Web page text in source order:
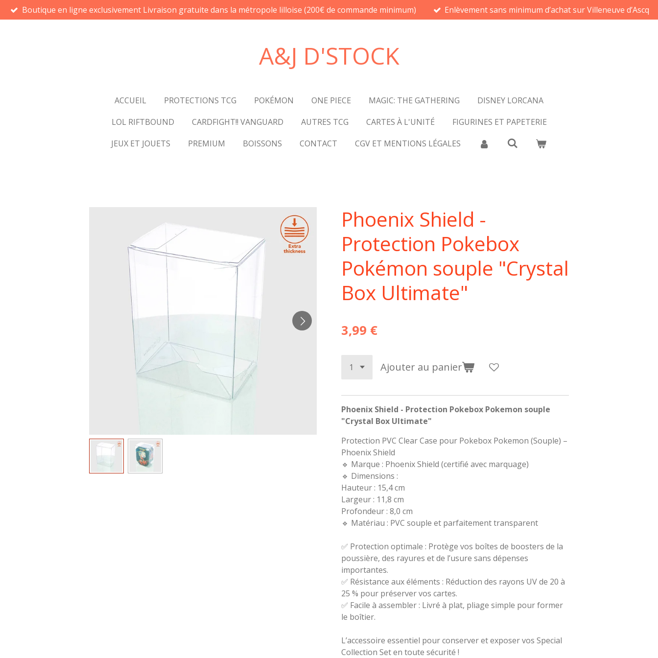
Passer
au
Boutique en ligne exclusivement Livraison gratuite dans la métropole lilloise (200€ de commande minimum) Enlèvement sans minimum d’achat sur Villeneuve d’Ascq
A&J D'STOCK
ACCUEIL PROTECTIONS TCG POKÉMON ONE PIECE MAGIC: THE GATHERING
DISNEY LORCANA
LOL RIFTBOUND
CARDFIGHT!! VANGUARD AUTRES TCG CARTES À L'UNITÉ
FIGURINES ET PAPETERIE
JEUX ET JOUETS
PREMIUM BOISSONS CONTACT CGV ET MENTIONS LÉGALES
Phoenix Shield -
Protection Pokebox
Pokémon souple "Crystal
Box Ultimate"
3,99 €
Ajouter au panier
Phoenix Shield - Protection Pokebox Pokemon souple
"Crystal Box Ultimate"
Protection PVC Clear Case pour Pokebox Pokemon (Souple) –
Phoenix Shield
🔹 Marque : Phoenix Shield (certifié avec marquage)
🔹 Dimensions :
Hauteur : 15,4 cm
Largeur : 11,8 cm
Profondeur : 8,0 cm
🔹 Matériau : PVC souple et parfaitement transparent
✅ Protection optimale : Protège vos boîtes de boosters de la
poussière, des rayures et de l’usure sans dépenses
importantes.
✅ Résistance aux éléments : Réduction des rayons UV de 20 à
25 % pour préserver vos cartes.
✅ Facile à assembler : Livré à plat, pliage simple pour former
le boîtier.
L’accessoire essentiel pour conserver et exposer vos Special
Collection Set en toute sécurité !